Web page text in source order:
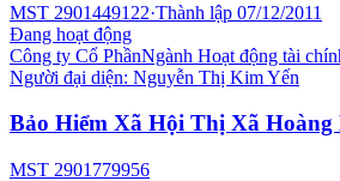
MST 2901449122·Thành lập 07/12/2011
Đang hoạt động
Công ty Cổ PhầnNgành Hoạt động tài
Người đại diện: Nguyễn Thị Kim Yến
Bảo Hiểm Xã Hội Thị Xã Hoàng
MST 2901779956